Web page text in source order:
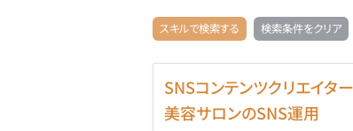
スキルで検索する 検索条件をクリア
SNSコンテンツクリエイタ
美容サロンのSNS運用